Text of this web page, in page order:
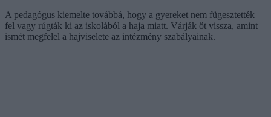
A pedagógus kiemelte továbbá, hogy a gyereket nem fügesztették
fel vagy rúgták ki az iskolából a haja miatt. Várják őt vissza, amint
ismét megfelel a hajviselete az intézmény szabályainak.